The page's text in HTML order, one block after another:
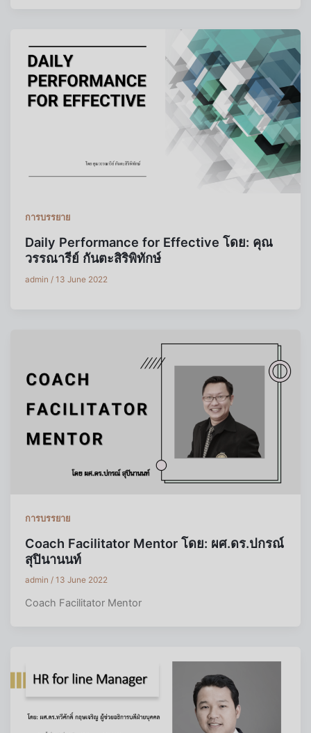
การบรรยาย
Daily Performance for Effective โดย: คุณ
วรรณารีย์ กันตะสิริพิทักษ์
admin/13 June 2022
การบรรยาย
Coach Facilitator Mentor โดย: ผศ.ดร.ปกรณ์
สุปินานนท์
admin/13 June 2022
Coach Facilitator Mentor